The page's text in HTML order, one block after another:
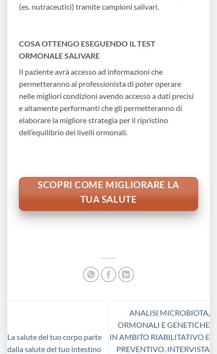
(es. nutraceutici) tramite campioni salivari.
COSA OTTENGO ESEGUENDO IL TEST
ORMONALE SALIVARE
Il paziente avrà accesso ad informazioni che
permetteranno al professionista di poter operare
nelle migliori condizioni avendo accesso a dati precisi
e altamente performanti che gli permetteranno di
elaborare la migliore strategia per il ripristino
dell’equilibrio dei livelli ormonali.
SCOPRI COME MIGLIORARE LA
TUA SALUTE
La salute del tuo corpo parte
dalla salute del tuo intestino
ANALISI MICROBIOTA,
ORMONALI E GENETICHE
IN AMBITO RIABILITATIVO E
PREVENTIVO. INTERVISTA